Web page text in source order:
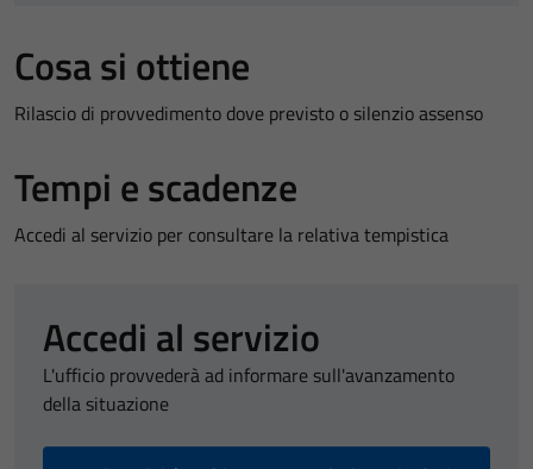
Cosa si ottiene
Rilascio di provvedimento dove previsto o silenzio assenso
Tempi e scadenze
Accedi al servizio per consultare la relativa tempistica
Accedi al servizio
L'ufficio provvederà ad informare sull'avanzamento
della situazione